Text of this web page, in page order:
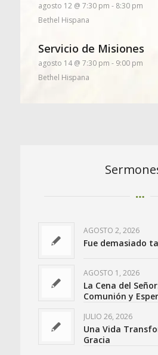
agosto 12 @ 7:30 pm - 8:30 pm
Bethel Hispana
Servicio de Misiones
agosto 14 @ 7:30 pm - 9:00 pm
Bethel Hispana
AGOSTO 2, 2026
Fue demasiado
AGOSTO 1, 2026
La Cena del
Comunión y
JULIO 26, 2026
Una Vida
Gracia